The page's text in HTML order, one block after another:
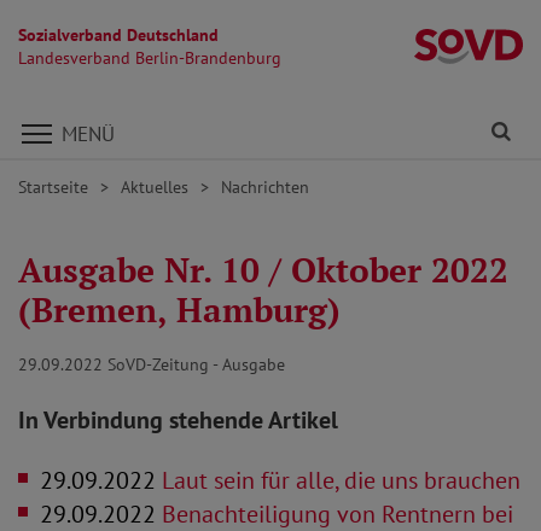
Sozialverband Deutschland
Landesverband Berlin-Brandenburg
Direkt zu den Inhalten springen
MENÜ
Startseite Aktuelles Nachrichten
Ausgabe Nr. 10 / Oktober 2022
(Bremen, Hamburg)
29.09.2022 SoVD-Zeitung - Ausgabe
In Verbindung stehende Artikel
29.09.2022 Laut sein für alle, die uns brauchen
29.09.2022 Benachteiligung von Rentnern bei